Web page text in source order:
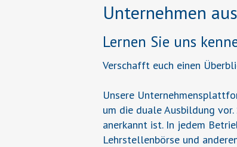
Unternehmen
Lernen Sie uns
Verschafft euch einen
Unsere
um die duale Ausbildung
anerkannt ist. In jedem
Lehrstellenbörse und